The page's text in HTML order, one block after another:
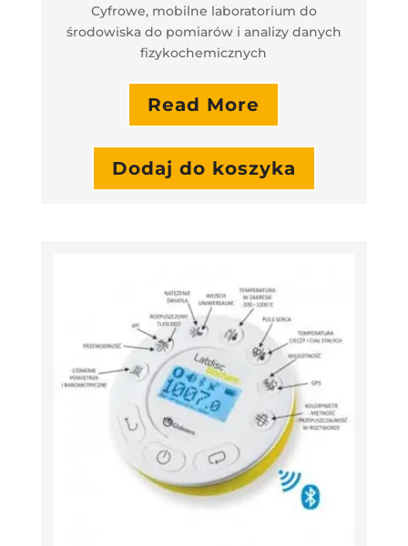
Cyfrowe, mobilne laboratorium do
środowiska do pomiarów i analizy danych
fizykochemicznych
Read More
Dodaj do koszyka